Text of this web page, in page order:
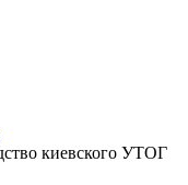
киевского УТОГ